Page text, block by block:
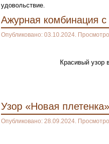
удовольствие.
Ажурная комбинация
Опубликовано: 03.10.2024.
Красивый узор
Узор «Новая
Опубликовано: 28.09.2024.